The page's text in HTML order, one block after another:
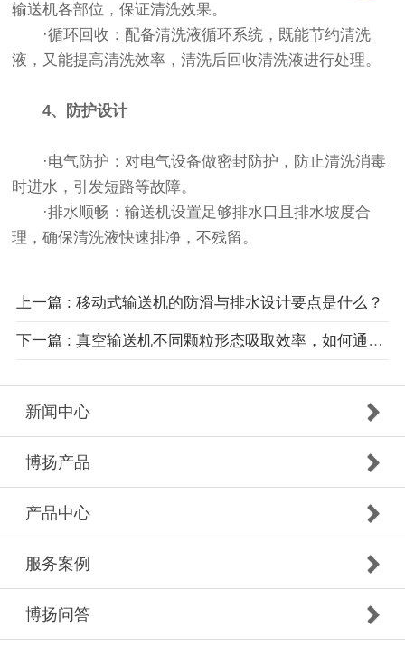
输送机各部位，保证清洗效果。
·循环回收：配备清洗液循环系统，既能节约清洗
液，又能提高清洗效率，清洗后回收清洗液进行处理。
4、防护设计
·电气防护：对电气设备做密封防护，防止清洗消毒
时进水，引发短路等故障。
·排水顺畅：输送机设置足够排水口且排水坡度合
理，确保清洗液快速排净，不残留。
上一篇 : 移动式输送机的防滑与排水设计要点是什么？
下一篇 : 真空输送机不同颗粒形态吸取效率，如何通过尺度无损表征量化？
新闻中心
博扬产品
产品中心
服务案例
博扬问答